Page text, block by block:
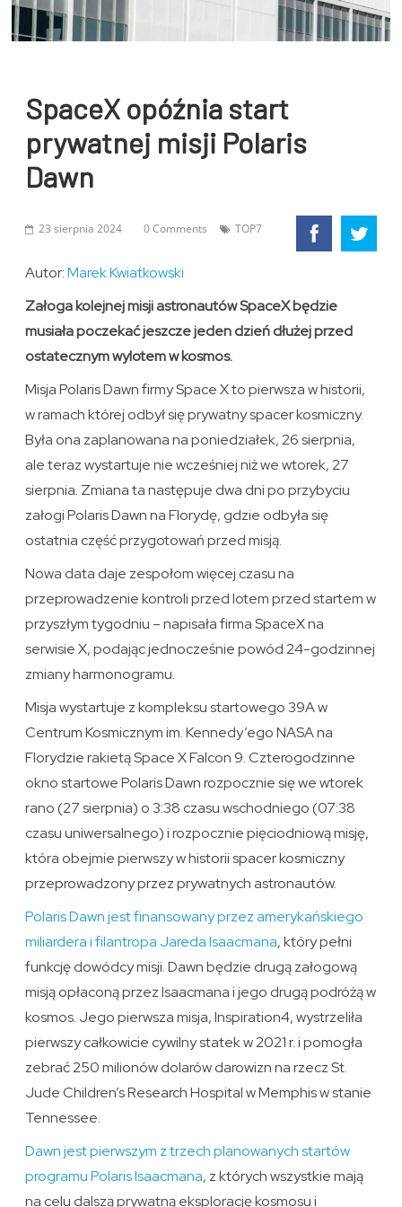
SpaceX opóźnia start
prywatnej misji Polaris
Dawn
23 sierpnia 2024 0 Comments TOP7
Autor:Marek Kwiatkowski
Załoga kolejnej misji astronautów SpaceX będzie
musiała poczekać jeszcze jeden dzień dłużej przed
ostatecznym wylotem w kosmos.
Misja Polaris Dawn firmy Space X to pierwsza w historii,
w ramach której odbył się prywatny spacer kosmiczny.
Była ona zaplanowana na poniedziałek, 26 sierpnia,
ale teraz wystartuje nie wcześniej niż we wtorek, 27
sierpnia. Zmiana ta następuje dwa dni po przybyciu
załogi Polaris Dawn na Florydę, gdzie odbyła się
ostatnia część przygotowań przed misją.
Nowa data daje zespołom więcej czasu na
przeprowadzenie kontroli przed lotem przed startem w
przyszłym tygodniu – napisała firma SpaceX na
serwisie X, podając jednocześnie powód 24-godzinnej
zmiany harmonogramu.
Misja wystartuje z kompleksu startowego 39A w
Centrum Kosmicznym im. Kennedy’ego NASA na
Florydzie rakietą Space X Falcon 9. Czterogodzinne
okno startowe Polaris Dawn rozpocznie się we wtorek
rano (27 sierpnia) o 3:38 czasu wschodniego (07:38
czasu uniwersalnego) i rozpocznie pięciodniową misję,
która obejmie pierwszy w historii spacer kosmiczny
przeprowadzony przez prywatnych astronautów.
Polaris Dawn jest finansowany przez amerykańskiego
miliardera i filantropa Jareda Isaacmana, który pełni
funkcję dowódcy misji. Dawn będzie drugą załogową
misją opłaconą przez Isaacmana i jego drugą podróżą w
kosmos. Jego pierwsza misja, Inspiration4, wystrzeliła
pierwszy całkowicie cywilny statek w 2021 r. i pomogła
zebrać 250 milionów dolarów darowizn na rzecz St.
Jude Children’s Research Hospital w Memphis w stanie
Tennessee.
Dawn jest pierwszym z trzech planowanych startów
programu Polaris Isaacmana, z których wszystkie mają
na celu dalszą prywatną eksplorację kosmosu i